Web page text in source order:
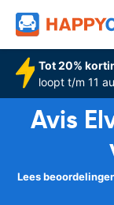
Tot 20%
loopt t/m 11
Avis
Lees